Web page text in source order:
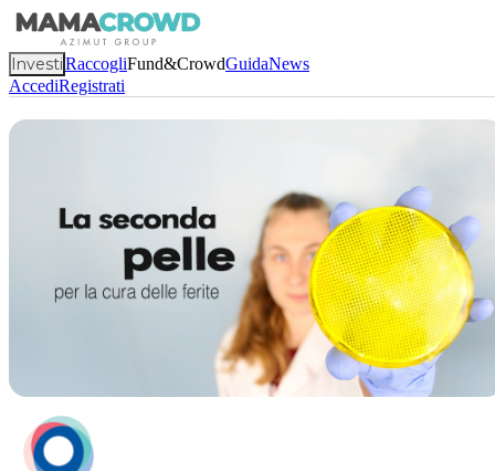
InvestiRaccogliFund&CrowdGuidaNews
AccediRegistrati